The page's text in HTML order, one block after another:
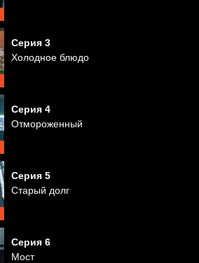
Серия 3
Холодное блюдо
Серия 4
Отмороженный
Серия 5
Старый долг
Серия 6
Мост